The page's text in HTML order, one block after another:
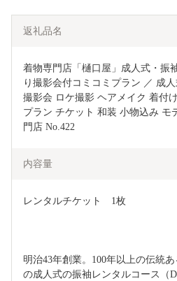
返礼品名
着物専門店「樋口屋」成人式・振
り撮影会付コミコミプラン ／ 成
撮影会 ロケ撮影 ヘアメイク 着付
プラン チケット 和装 小物込み モ
門店 No.422
内容量
レンタルチケット　1枚
明治43年創業。100年以上の伝統
の成人式の振袖レンタルコース（